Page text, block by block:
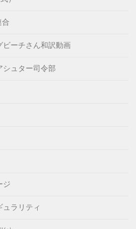
合
ーチさん和訳動画
シュター司令部
ジ
ラリティ